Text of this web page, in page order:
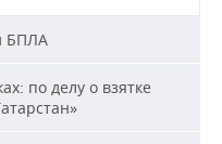
БПЛА
по делу о взятке